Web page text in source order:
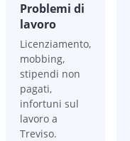
Problemi di
lavoro
Licenziamento,
mobbing,
stipendi non
pagati,
infortuni sul
lavoro a
Treviso.